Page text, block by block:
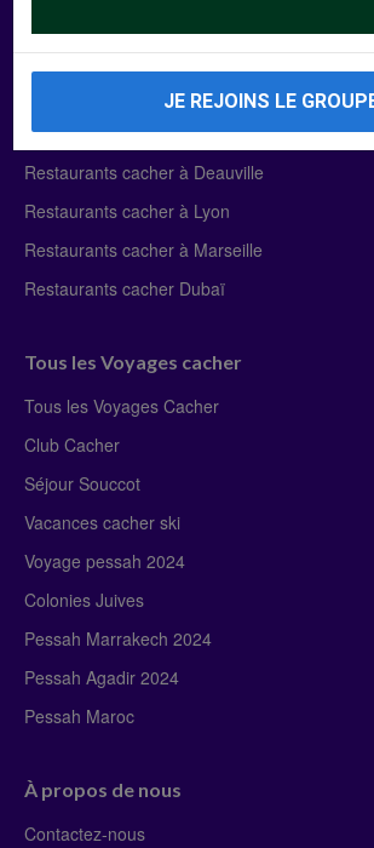
Manger Cacher
Liste des restaurants cacher
Restaurants cacher à Paris
Restaurants cacher à Deauville
Restaurants cacher à Lyon
Restaurants cacher à Marseille
Restaurants cacher Dubaï
Tous les Voyages cacher
Tous les Voyages Cacher
Club Cacher
Séjour Souccot
Vacances cacher ski
Voyage pessah 2024
Colonies Juives
Pessah Marrakech 2024
Pessah Agadir 2024
Pessah Maroc
À propos de nous
Contactez-nous
JE REJOINS LE